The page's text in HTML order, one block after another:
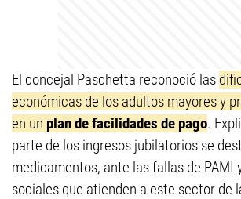
El concejal Paschetta reconoció las
económicas de los adultos mayores y
en un plan de facilidades de pago.
parte de los ingresos jubilatorios se
medicamentos, ante las fallas de PAMI
sociales que atienden a este sector de